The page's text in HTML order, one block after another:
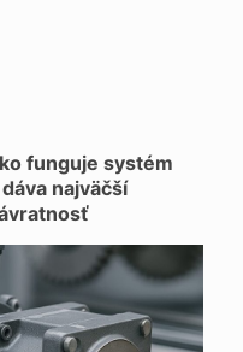
funguje systém
najväčší